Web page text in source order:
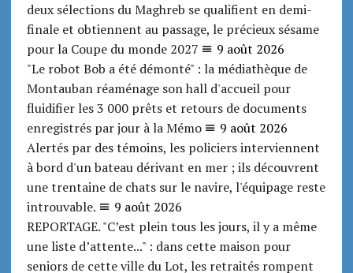
deux sélections du Maghreb se qualifient en demi-
finale et obtiennent au passage, le précieux sésame
pour la Coupe du monde 2027
9 août 2026
"Le robot Bob a été démonté" : la médiathèque de
Montauban réaménage son hall d'accueil pour
fluidifier les 3 000 prêts et retours de documents
enregistrés par jour à la Mémo
9 août 2026
Alertés par des témoins, les policiers interviennent
à bord d'un bateau dérivant en mer ; ils découvrent
une trentaine de chats sur le navire, l'équipage reste
introuvable.
9 août 2026
REPORTAGE. "C’est plein tous les jours, il y a même
une liste d’attente..." : dans cette maison pour
seniors de cette ville du Lot, les retraités rompent